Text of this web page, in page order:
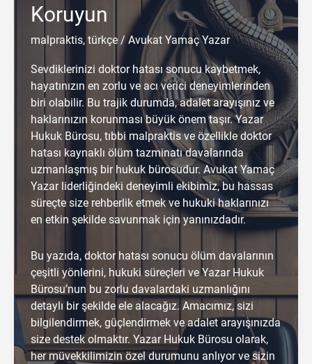
Koruyun
malpraktis, türkçe /Avukat Yamaç Yazar
Sevdiklerinizi doktor hatası sonucu kaybetmek,
hayatınızın en zorlu ve acı verici deneyimlerinden
biri olabilir. Bu trajik durumda, adalet arayışınız ve
haklarınızın korunması büyük önem taşır. Yazar
Hukuk Bürosu, tıbbi malpraktis ve özellikle doktor
hatası kaynaklı ölüm tazminatı davalarında
uzmanlaşmış bir hukuk bürosudur. Avukat Yamaç
Yazar liderliğindeki deneyimli ekibimiz, bu hassas
süreçte size rehberlik etmek ve hukuki haklarınızı
en etkin şekilde savunmak için yanınızdadır.
Bu yazıda, doktor hatası sonucu ölüm davalarının
çeşitli yönlerini, hukuki süreçleri ve Yazar Hukuk
Bürosu’nun bu zorlu davalardaki uzmanlığını
detaylı bir şekilde ele alacağız. Amacımız, sizi
bilgilendirmek, güçlendirmek ve adalet arayışınızda
size destek olmaktır. Yazar Hukuk Bürosu olarak,
her müvekkilimizin özel durumunu anlıyor ve sizin